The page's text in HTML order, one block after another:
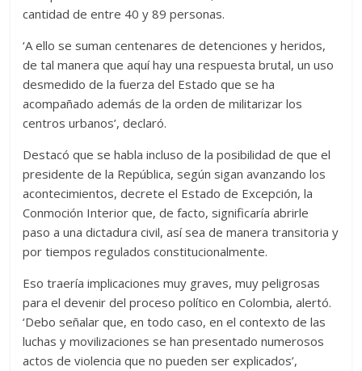
cantidad de entre 40 y 89 personas.
‘A ello se suman centenares de detenciones y heridos,
de tal manera que aquí hay una respuesta brutal, un uso
desmedido de la fuerza del Estado que se ha
acompañado además de la orden de militarizar los
centros urbanos’, declaró.
Destacó que se habla incluso de la posibilidad de que el
presidente de la República, según sigan avanzando los
acontecimientos, decrete el Estado de Excepción, la
Conmoción Interior que, de facto, significaría abrirle
paso a una dictadura civil, así sea de manera transitoria y
por tiempos regulados constitucionalmente.
Eso traería implicaciones muy graves, muy peligrosas
para el devenir del proceso político en Colombia, alertó.
‘Debo señalar que, en todo caso, en el contexto de las
luchas y movilizaciones se han presentado numerosos
actos de violencia que no pueden ser explicados’,